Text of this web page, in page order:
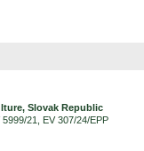
Slovak Republic
21, EV 307/24/EPP